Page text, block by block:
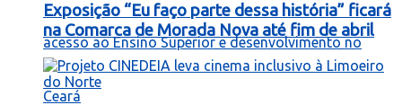
Exposição “Eu faço parte dessa história” ficará
na Comarca de Morada Nova até fim de abril